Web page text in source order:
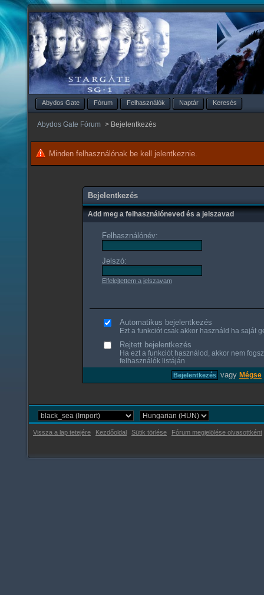
Abydos Gate Fórum Felhasználók Naptár Keresés
Abydos Gate Fórum > Bejelentkezés
Minden felhasználónak be kell jelentkeznie.
Bejelentkezés
Add meg a felhasználóneved és a jelszavad
Felhasználónév:
Jelszó:
Elfelejtettem a jelszavam
Automatikus bejelentkezés
Ezt a funkciót csak akkor használd ha saját
Rejtett bejelentkezés
Ha ezt a funkciót használod, akkor nem
felhasználók listáján
vagy Mégse
Vissza a lap tetejére Kezdőoldal Sütik törlése Fórum megjelölése olvasottként